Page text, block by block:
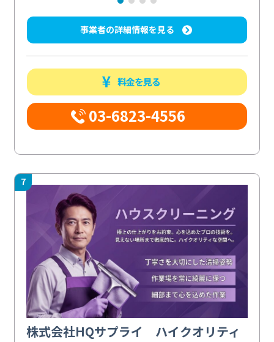
事業者の詳細情報を見る
料金を見る
03-6823-4556
7
株式会社HQサプライ ハイクオリティ